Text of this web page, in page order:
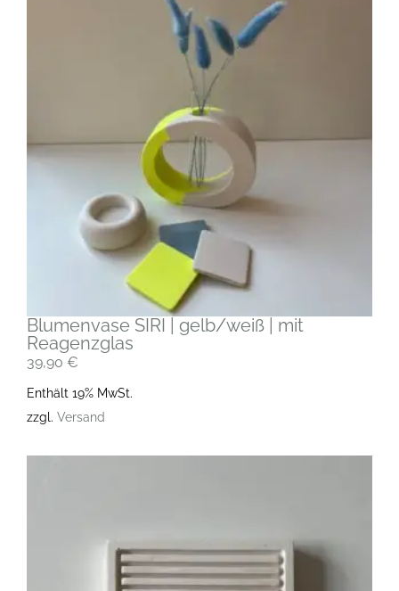
Blumenvase SIRI | gelb/weiß | mit
Reagenzglas
39,90 €
Enthält 19% MwSt.
zzgl. Versand